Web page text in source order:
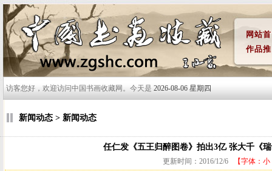
网站
作品
访客您好，欢迎访问中国书画收藏网。今天是 2026-08-06 星期四
新闻动态 > 新闻动态
任仁发《五王归醉图卷》拍出3亿 张大千《
更新时间：2016/12/6 【字体：小